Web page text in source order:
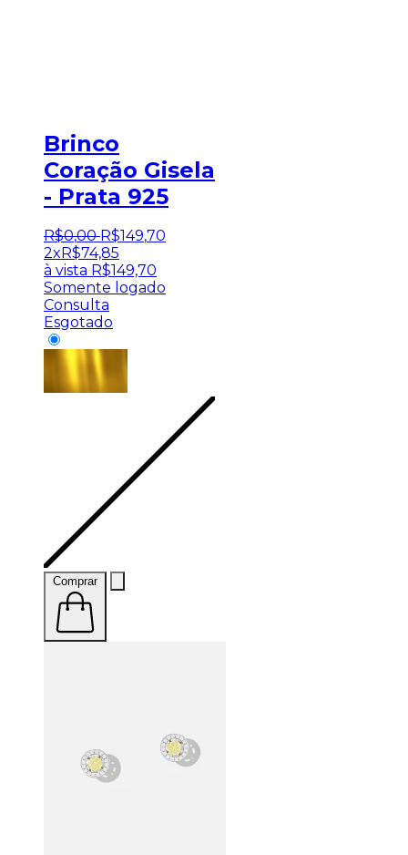
Brinco
Coração Gisela
- Prata 925
R$0,00 R$149,70
2x R$74,85
à vista R$149,70
Somente logado
Consulta
Esgotado
Comprar